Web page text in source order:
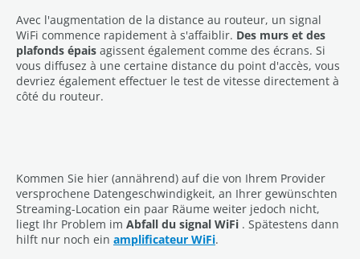
Avec l'augmentation de la distance au routeur, un signal
WiFi commence rapidement à s'affaiblir. Des murs et des
plafonds épais agissent également comme des écrans. Si
vous diffusez à une certaine distance du point d'accès, vous
devriez également effectuer le test de vitesse directement à
côté du routeur.
Kommen Sie hier (annährend) auf die von Ihrem Provider
versprochene Datengeschwindigkeit, an Ihrer gewünschten
Streaming-Location ein paar Räume weiter jedoch nicht,
liegt Ihr Problem im Abfall du signal WiFi . Spätestens dann
hilft nur noch ein amplificateur WiFi.